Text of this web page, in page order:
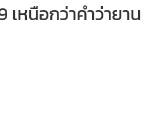
เหนือกว่าคำว่ายาน